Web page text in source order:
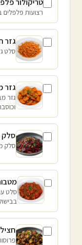
רצועות
גזר
סלט
גזר
גזר
סלק
סלק
סלט